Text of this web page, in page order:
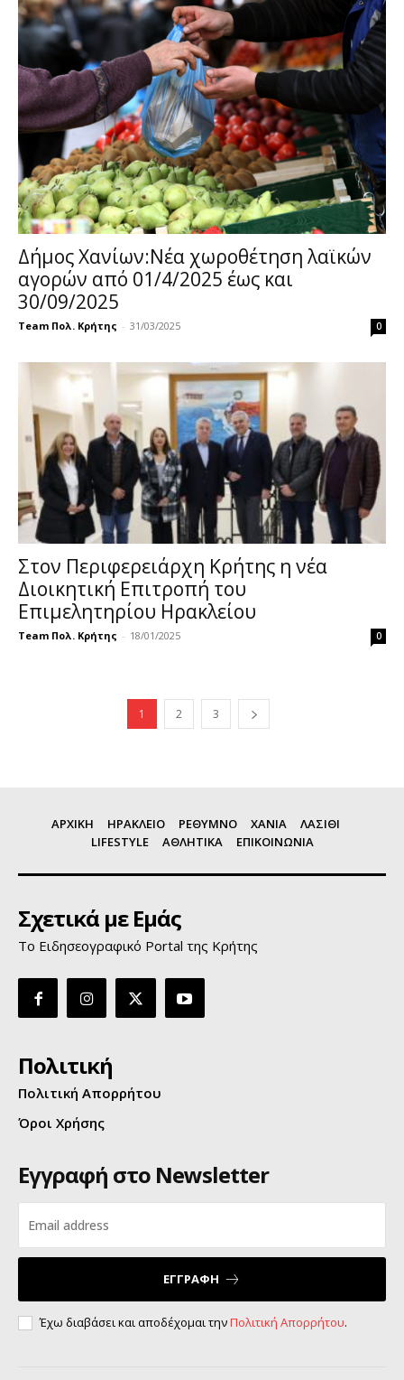
Δήμος Χανίων:Νέα χωροθέτηση λαϊκών
αγορών από 01/4/2025 έως και
30/09/2025
Team Πολ. Κρήτης - 31/03/2025 0
Στον Περιφερειάρχη Κρήτης η νέα
Διοικητική Επιτροπή του
Επιμελητηρίου Ηρακλείου
Team Πολ. Κρήτης - 18/01/2025 0
1 2 3
ΑΡΧΙΚΗ ΗΡΑΚΛΕΙΟ ΡΕΘΥΜΝΟ ΧΑΝΙΑ
ΛΑΣΙΘΙ
LIFESTYLE
ΑΘΛΗΤΙΚΑ ΕΠΙΚΟΙΝΩΝΙΑ
Σχετικά με Εμάς
Το Ειδησεογραφικό Portal της Κρήτης
Πολιτική
Πολιτική Απορρήτου
Όροι Χρήσης
Εγγραφή στο Newsletter
ΕΓΓΡΑΦΗ
Έχω διαβάσει και αποδέχομαι τηνΠολιτική Απορρήτου.